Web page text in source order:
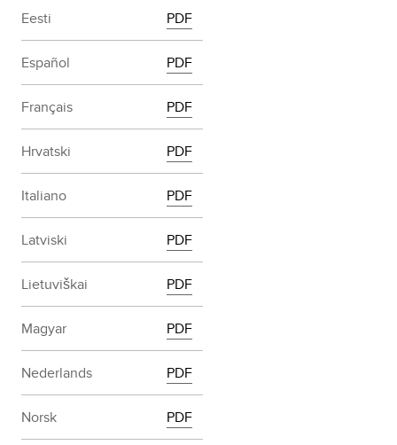
Eesti PDF
Español PDF
Français PDF
Hrvatski PDF
Italiano PDF
Latviski PDF
Lietuviškai PDF
Magyar PDF
Nederlands PDF
Norsk PDF